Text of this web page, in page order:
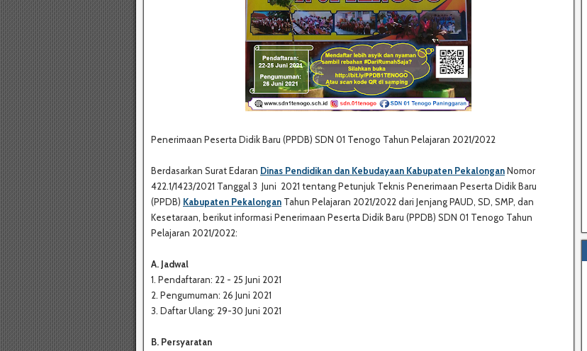
Penerimaan Peserta Didik Baru (PPDB) SDN 01 Tenogo Tahun Pelajaran 2021/2022
Berdasarkan Surat Edaran Dinas Pendidikan dan Kebudayaan Kabupaten PekalonganNomor
422.1/1423/2021 Tanggal 3 Juni 2021 tentang Petunjuk Teknis Penerimaan Peserta Didik Baru
(PPDB) Kabupaten Pekalongan Tahun Pelajaran 2021/2022 dari Jenjang PAUD, SD, SMP, dan
Kesetaraan, berikut informasi Penerimaan Peserta Didik Baru (PPDB) SDN 01 Tenogo Tahun
Pelajaran 2021/2022:
A. Jadwal
1. Pendaftaran: 22 - 25 Juni 2021
2. Pengumuman: 26 Juni 2021
3. Daftar Ulang: 29-30 Juni 2021
B. Persyaratan